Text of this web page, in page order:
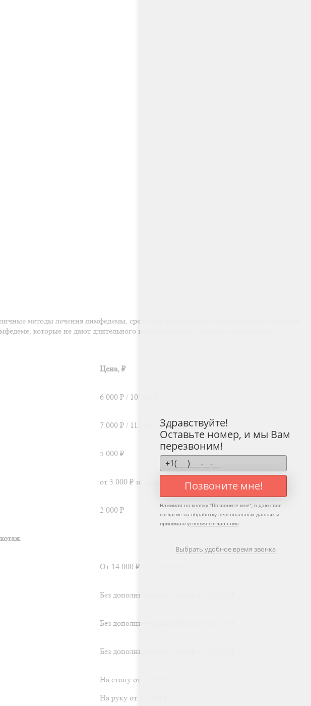
методы лечения лимфедемы, среди которых наиболее эффективным считается
которые не дают длительного положительного эффекта от лечения и
Цена, ₽
6 000 ₽ / 10 000 ₽
7 000 ₽ / 11 000 ₽
5 000 ₽
от 3 000 ₽ за процедуру.
2 000 ₽
От 14 000 ₽ за 1 сегмент
Без дополнительных опций от 15 000 ₽
Без дополнительных опций от 20 000 ₽
Без дополнительных опций от 15 000 ₽
На стопу от 18 000 ₽
На руку от 18 000 ₽
Здравствуйте!
Оставьте номер, и мы Вам
перезвоним!
Позвоните мне!
Нажимая на кнопку "Позвоните мне", я даю свое
согласие на обработку персональных данных и
принимаю условия соглашения
Выбрать удобное время звонка